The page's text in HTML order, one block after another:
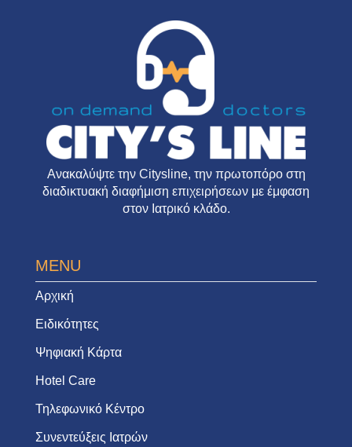
Ανακαλύψτε την Citysline, την πρωτοπόρο στη
διαδικτυακή διαφήμιση επιχειρήσεων με έμφαση
στον Ιατρικό κλάδο.
MENU
Αρχική
Ειδικότητες
Ψηφιακή Κάρτα
Hotel Care
Τηλεφωνικό Κέντρο
Συνεντεύξεις Ιατρών